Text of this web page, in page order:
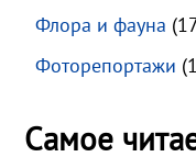
Флора и фауна
Фоторепортажи
Самое